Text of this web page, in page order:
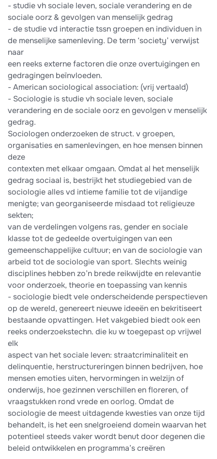
- studie vh sociale leven, sociale verandering en de
sociale oorz & gevolgen van menselijk gedrag
- de studie vd interactie tssn groepen en individuen in
de menselijke samenleving. De term ‘society’ verwijst
naar
een reeks externe factoren die onze overtuigingen en
gedragingen beïnvloeden.
- American sociological association: (vrij vertaald)
- Sociologie is studie vh sociale leven, sociale
verandering en de sociale oorz en gevolgen v menselijk
gedrag.
Sociologen onderzoeken de struct. v groepen,
organisaties en samenlevingen, en hoe mensen binnen
deze
contexten met elkaar omgaan. Omdat al het menselijk
gedrag sociaal is, bestrijkt het studiegebied van de
sociologie alles vd intieme familie tot de vijandige
menigte; van georganiseerde misdaad tot religieuze
sekten;
van de verdelingen volgens ras, gender en sociale
klasse tot de gedeelde overtuigingen van een
gemeenschappelijke cultuur; en van de sociologie van
arbeid tot de sociologie van sport. Slechts weinig
disciplines hebben zo’n brede reikwijdte en relevantie
voor onderzoek, theorie en toepassing van kennis
- sociologie biedt vele onderscheidende perspectieven
op de wereld, genereert nieuwe ideeën en bekritiseert
bestaande opvattingen. Het vakgebied biedt ook een
reeks onderzoekstechn. die ku w toegepast op vrijwel
elk
aspect van het sociale leven: straatcriminaliteit en
delinquentie, herstructureringen binnen bedrijven, hoe
mensen emoties uiten, hervormingen in welzijn of
onderwijs, hoe gezinnen verschillen en floreren, of
vraagstukken rond vrede en oorlog. Omdat de
sociologie de meest uitdagende kwesties van onze tijd
behandelt, is het een snelgroeiend domein waarvan het
potentieel steeds vaker wordt benut door degenen die
beleid ontwikkelen en programma’s creëren